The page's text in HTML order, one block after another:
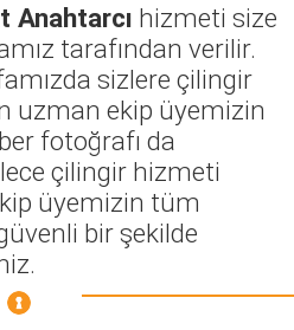
Anahtarcı hizmeti size
tarafından verilir.
sizlere çilingir
uzman ekip üyemizin
fotoğrafı da
çilingir hizmeti
üyemizin tüm
bir şekilde